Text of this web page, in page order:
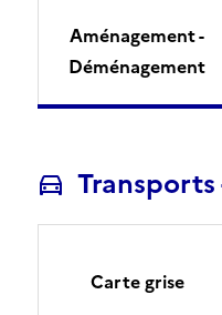
Aménagement -
Déménagement
Carte grise